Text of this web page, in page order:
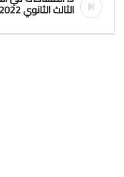
الثالث الثانوي 2022